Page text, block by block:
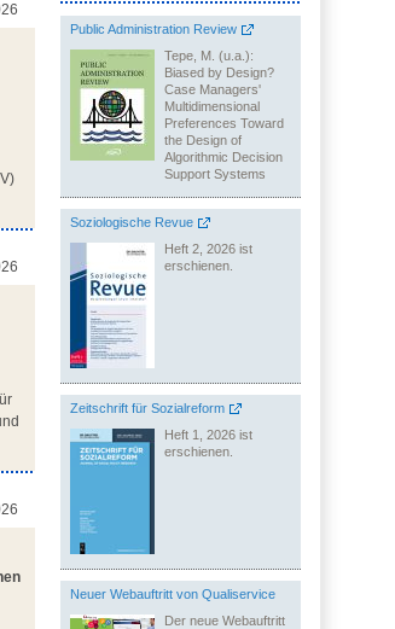
Public Administration Review
Tepe, M. (u.a.):
Biased by Design?
Case Managers'
Multidimensional
Preferences Toward
the Design of
Algorithmic Decision
Support Systems
Soziologische Revue
Heft 2, 2026 ist
erschienen.
Zeitschrift für Sozialreform
Heft 1, 2026 ist
erschienen.
Neuer Webauftritt von Qualiservice
Der neue Webauftritt